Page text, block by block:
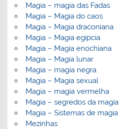
Magia – magia das Fadas
Magia – Magia do caos
Magia – Magia draconiana
Magia – Magia egípcia
Magia – Magia enochiana
Magia – Magia lunar
Magia – magia negra
Magia – Magia sexual
Magia – magia vermelha
Magia – segredos da magia
Magia – Sistemas de magia
Mezinhas